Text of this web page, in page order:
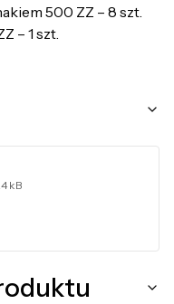
500 ZZ – 8 szt.
– 1 szt.
kB